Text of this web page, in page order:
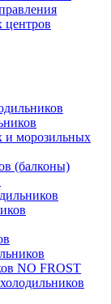
центров
и морозильных
(балконы)
NO FROST